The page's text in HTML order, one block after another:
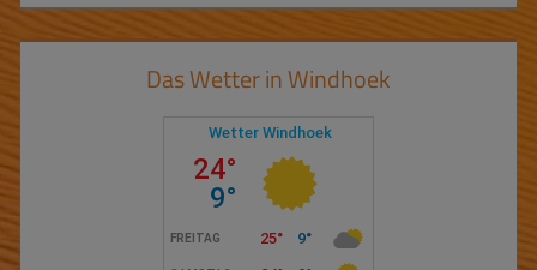
Das Wetter in Windhoek